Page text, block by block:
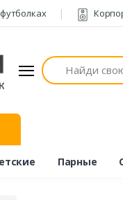
Поиск
Парные